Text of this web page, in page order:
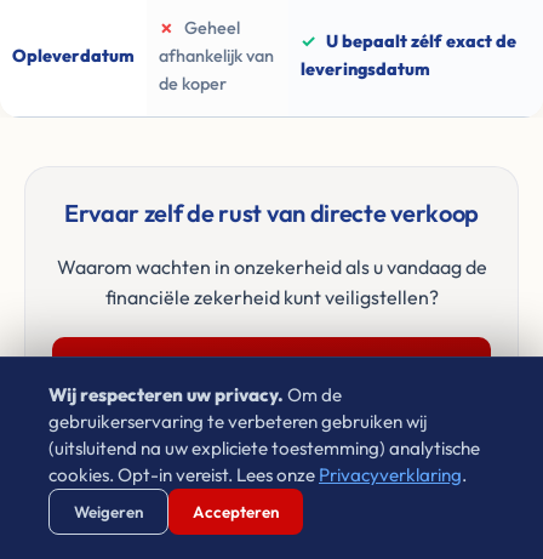
Opleverdatum
✗
Geheel
afhankelijk van
de koper
✓ U bepaalt zélf exact de
leveringsdatum
Ervaar zelf de rust van directe verkoop
Waarom wachten in onzekerheid als u vandaag de
financiële zekerheid kunt veiligstellen?
✓ Vragen? App discrete inkoper Léon
Janssen
Wij respecteren uw privacy. Om de
gebruikerservaring te verbeteren gebruiken wij
(uitsluitend na uw expliciete toestemming) analytische
cookies. Opt-in vereist. Lees onze Privacyverklaring.
Weigeren Accepteren
Verstuur WhatsApp